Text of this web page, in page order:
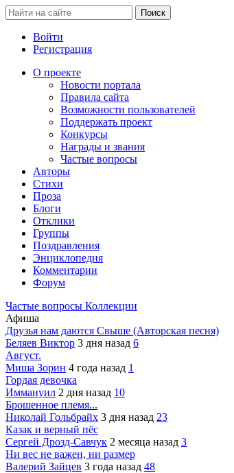
Войти
Регистрация
О проекте
Новости портала
Правила сайта
Возможности пользователей
Поддержать проект
Конкурсы
Награды и звания
Частые вопросы
Авторы
Стихи
Проза
Блоги
Отклики
Группы
Поздравления
Энциклопедия
Комментарии
Форум
Частые вопросы Коллекции
Афиша
Друзья нам даются Свыше (Авторская песня)
Беляев Виктор 3 дня назад 6
Август.
Миша Зорин 4 года назад 1
Гордая девочка
Иммануил 2 дня назад 10
Брошенное племя...
Николай Гольбрайх 3 дня назад 23
Казак и верный пёс
Сергей Дрозд-Савчук 2 месяца назад 3
Ни вес не важен, ни размер
Валерий Зайцев 3 года назад 48